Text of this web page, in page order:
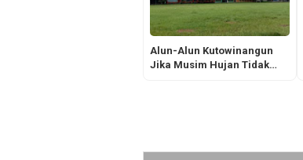
Alun-Alun Kutowinangun
Jika Musim Hujan Tidak